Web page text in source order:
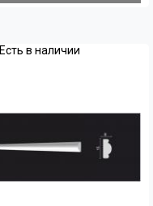
Есть в наличии